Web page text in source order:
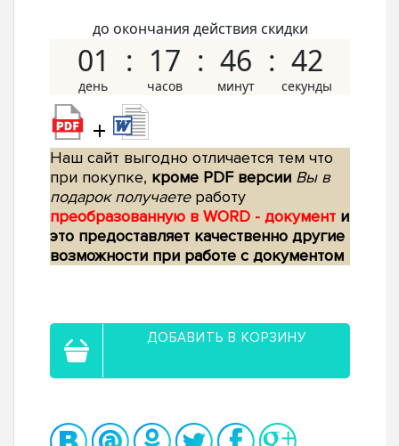
до окончания действия скидки
01 17 46 41
+
Наш сайт выгодно отличается тем что
при покупке, кроме PDF версии Вы в
подарок получаетеработу
преобразованную в WORD - документ и
это предоставляет качественно другие
возможности при работе с документом
ДОБАВИТЬ В КОРЗИНУ